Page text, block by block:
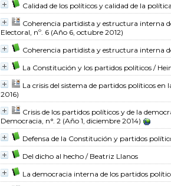
Calidad de los políticos y calidad de la política
Coherencia partidista y estructura interna
Electoral, nº. 6 (Año 6, octubre 2012)
Coherencia partidista y estructura interna
La Constitución y los partidos políticos/
La crisis del sistema de partidos políticos en
2016)
Crisis de los partidos políticos y de la
Democracia, n°. 2 (Año 1, diciembre 2014)
Defensa de la Constitución y partidos
Del dicho al hecho/ Beatriz Llanos
La democracia interna de los partidos